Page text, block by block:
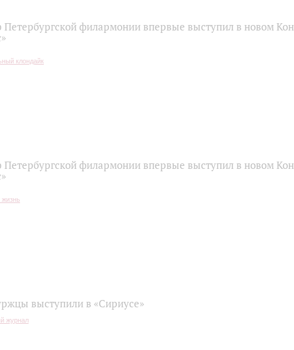
Петербургской филармонии впервые выступил в новом
Петербургской филармонии впервые выступил в новом
выступили в «Сириусе»
журнал